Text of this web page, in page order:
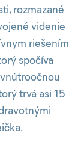
rozmazané
videnie
riešením
spočíva
trvá asi 15